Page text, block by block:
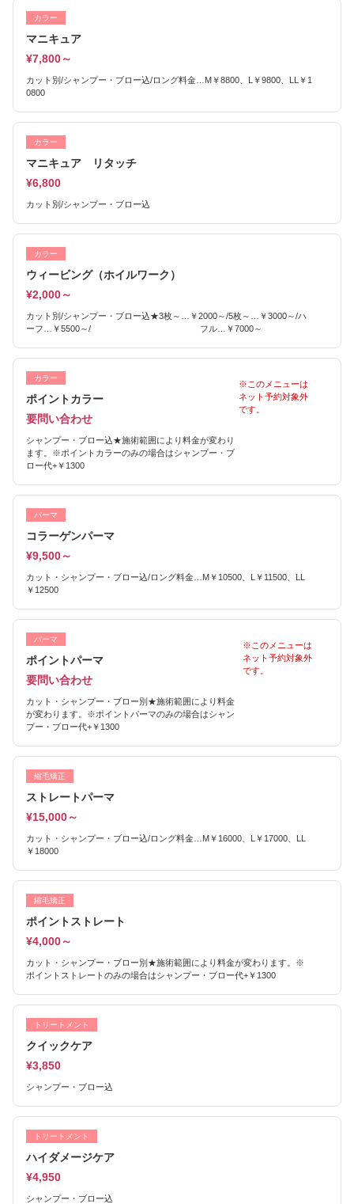
カラー
マニキュア
¥7,800～
カット別/シャンプー・ブロー込/ロング料金…M￥8800、L￥9800、LL￥1
0800
カラー
マニキュア リタッチ
¥6,800
カット別/シャンプー・ブロー込
カラー
ウィービング（ホイルワーク）
¥2,000～
カット別/シャンプー・ブロー込★3枚～…￥2000～/5枚～…￥3000～/ハ
ーフ…￥5500～/ フル…￥7000～
カラー
ポイントカラー
要問い合わせ
シャンプー・ブロー込★施術範囲により料金が変わり
ます。※ポイントカラーのみの場合はシャンプー・ブ
ロー代+￥1300
※このメニューは
ネット予約対象外
です。
パーマ
コラーゲンパーマ
¥9,500～
カット・シャンプー・ブロー込/ロング料金…M￥10500、L￥11500、LL
￥12500
パーマ
ポイントパーマ
要問い合わせ
カット・シャンプー・ブロー別★施術範囲により料金
が変わります。※ポイントパーマのみの場合はシャン
プー・ブロー代+￥1300
※このメニューは
ネット予約対象外
です。
縮毛矯正
ストレートパーマ
¥15,000～
カット・シャンプー・ブロー込/ロング料金…M￥16000、L￥17000、LL
￥18000
縮毛矯正
ポイントストレート
¥4,000～
カット・シャンプー・ブロー別★施術範囲により料金が変わります。※
ポイントストレートのみの場合はシャンプー・ブロー代+￥1300
トリートメント
クイックケア
¥3,850
シャンプー・ブロー込
トリートメント
ハイダメージケア
¥4,950
シャンプー・ブロー込